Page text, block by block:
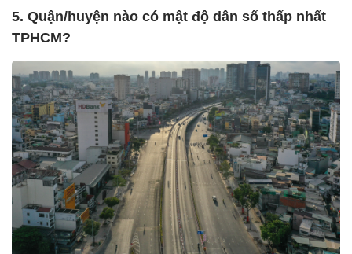
5. Quận/huyện nào có mật độ dân số thấp nhất
TPHCM?